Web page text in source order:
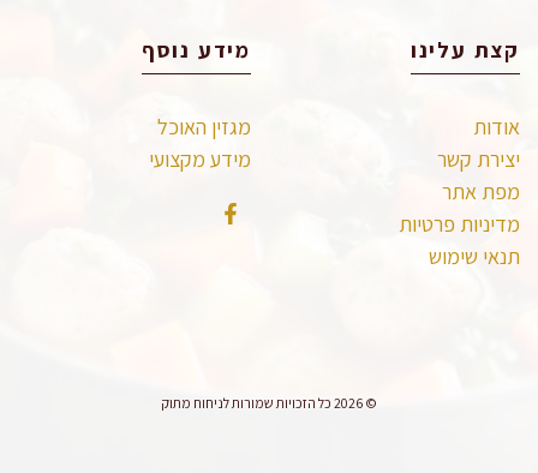
קצת עלינו
אודות
יצירת קשר
מפת אתר
מדיניות פרטיות
תנאי שימוש
מידע נוסף
מגזין האוכל
מידע מקצועי
© 2026 כל הזכויות שמורות לניחוח מתוק